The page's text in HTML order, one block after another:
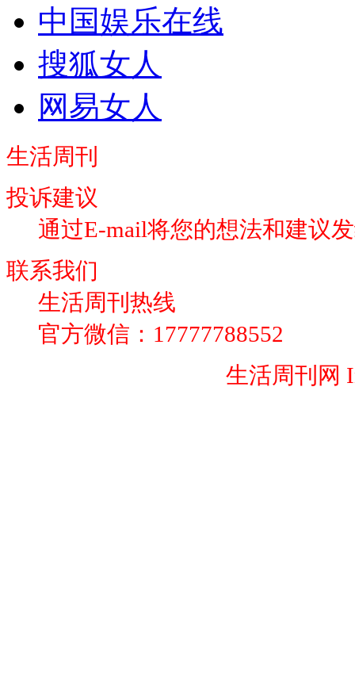
中国娱乐在线
搜狐女人
网易女人
生活周刊
投诉建议
通过E-mail将您的想法和建议
联系我们
生活周刊热线
官方微信：17777788552
生活周刊网